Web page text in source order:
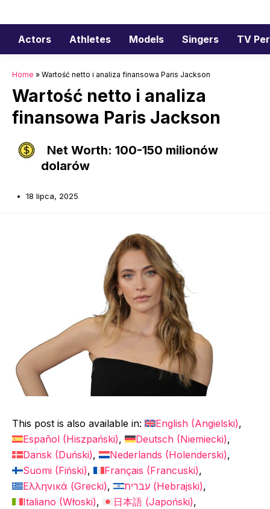
do
treściActors Athletes Models Singers TV
Home » Wartość netto i analiza finansowa Paris Jackson
Wartość netto i analiza
finansowa Paris Jackson
Net Worth: 100-150 milionów
dolarów
18 lipca, 2025
This post is also available in: English (Angielski)
Español (Hiszpański) Deutsch (Niemiecki)
Dansk (Duński) Nederlands (Holenderski)
Suomi (Fiński) Français (Francuski)
Ελληνικά (Grecki) עברית (Hebrajski)
Italiano (Włoski) 日本語 (Japoński)